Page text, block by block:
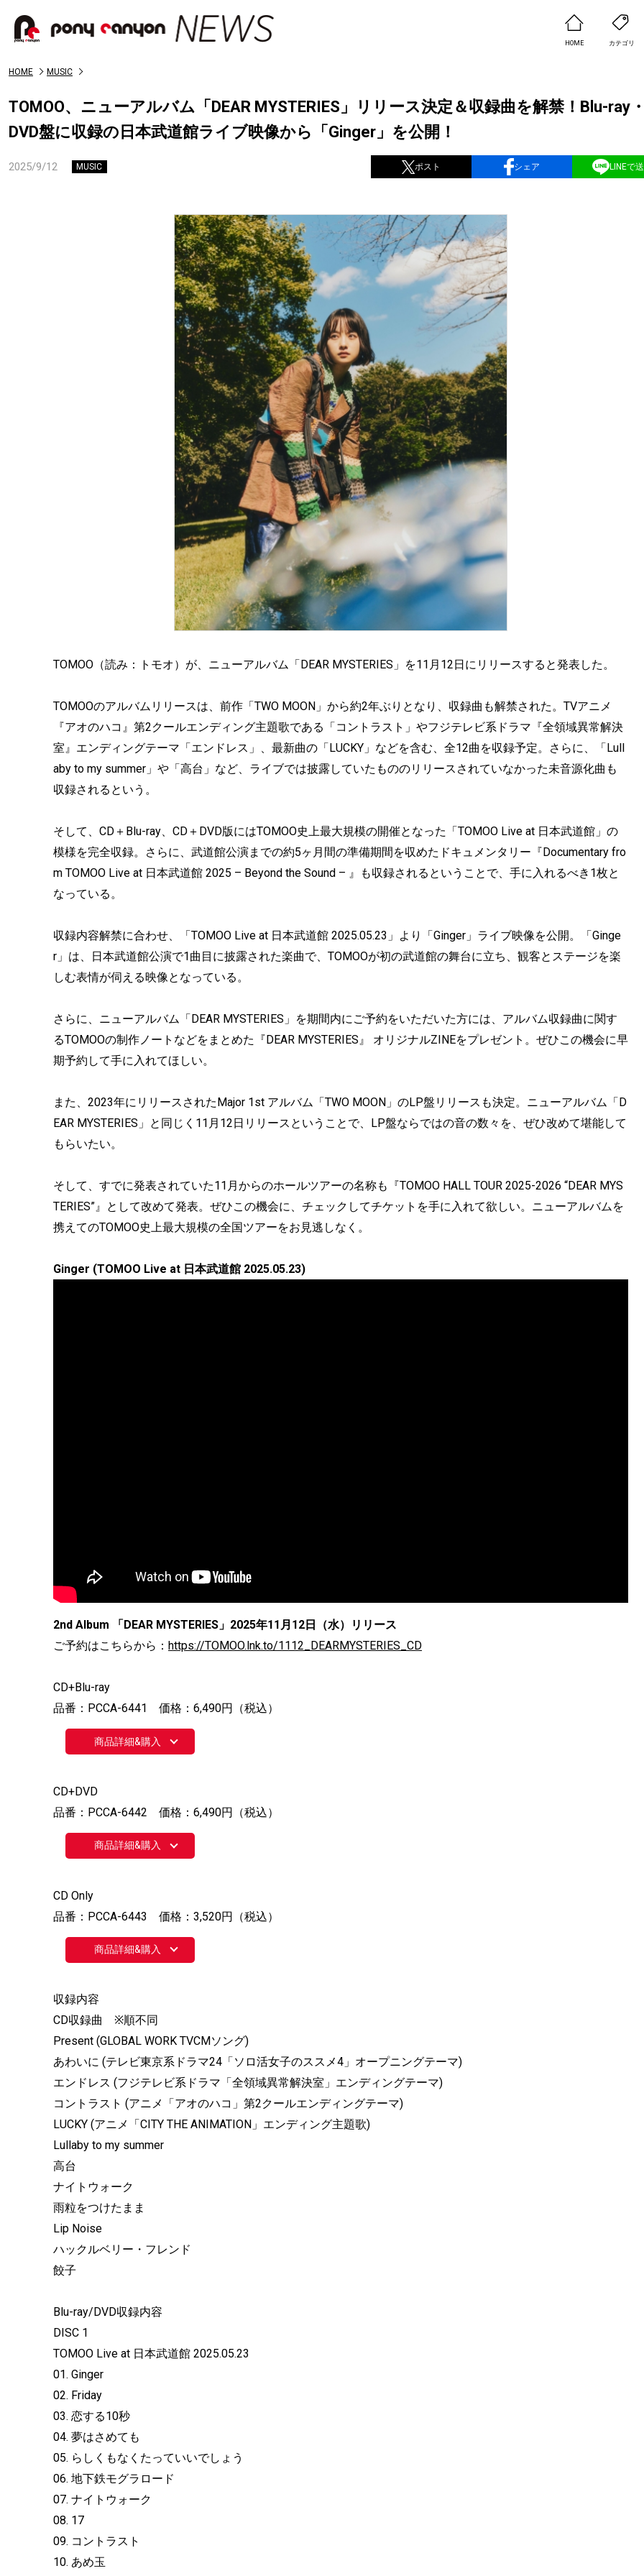
HOME カテゴリ
HOME MUSIC
TOMOO、ニューアルバム「DEAR MYSTERIES」リリース決定＆収録曲を解禁！Blu-ray
DVD盤に収録の日本武道館ライブ映像から「Ginger」を公開！
2025/9/12 MUSIC ポスト シェア LINEで
TOMOO（読み：トモオ）が、ニューアルバム「DEAR MYSTERIES」を11月12日にリリースすると発表した。
TOMOOのアルバムリリースは、前作「TWO MOON」から約2年ぶりとなり、収録曲も解禁された。TVアニメ
『アオのハコ』第2クールエンディング主題歌である「コントラスト」やフジテレビ系ドラマ『全領域異常解決
室』エンディングテーマ「エンドレス」、最新曲の「LUCKY」などを含む、全12曲を収録予定。さらに、「Lull
aby to my summer」や「高台」など、ライブでは披露していたもののリリースされていなかった未音源化曲も
収録されるという。
そして、CD＋Blu-ray、CD＋DVD版にはTOMOO史上最大規模の開催となった「TOMOO Live at 日本武道館」の
模様を完全収録。さらに、武道館公演までの約5ヶ月間の準備期間を収めたドキュメンタリー『Documentary fro
m TOMOO Live at 日本武道館 2025 – Beyond the Sound – 』も収録されるということで、手に入れるべき1枚と
なっている。
収録内容解禁に合わせ、「TOMOO Live at 日本武道館 2025.05.23」より「Ginger」ライブ映像を公開。「Ginge
r」は、日本武道館公演で1曲目に披露された楽曲で、TOMOOが初の武道館の舞台に立ち、観客とステージを楽
しむ表情が伺える映像となっている。
さらに、ニューアルバム「DEAR MYSTERIES」を期間内にご予約をいただいた方には、アルバム収録曲に関す
るTOMOOの制作ノートなどをまとめた『DEAR MYSTERIES』 オリジナルZINEをプレゼント。ぜひこの機会に早
期予約して手に入れてほしい。
また、2023年にリリースされたMajor 1st アルバム「TWO MOON」のLP盤リリースも決定。ニューアルバム「D
EAR MYSTERIES」と同じく11月12日リリースということで、LP盤ならではの音の数々を、ぜひ改めて堪能して
もらいたい。
そして、すでに発表されていた11月からのホールツアーの名称も『TOMOO HALL TOUR 2025-2026 “DEAR MYS
TERIES”』として改めて発表。ぜひこの機会に、チェックしてチケットを手に入れて欲しい。ニューアルバムを
携えてのTOMOO史上最大規模の全国ツアーをお見逃しなく。
Ginger (TOMOO Live at 日本武道館 2025.05.23)
2nd Album 「DEAR MYSTERIES」2025年11月12日（水）リリース
ご予約はこちらから： https://TOMOO.lnk.to/1112_DEARMYSTERIES_CD
CD+Blu-ray
品番：PCCA-6441 価格：6,490円（税込）
商品詳細&購入
CD+DVD
品番：PCCA-6442 価格：6,490円（税込）
商品詳細&購入
CD Only
品番：PCCA-6443 価格：3,520円（税込）
商品詳細&購入
収録内容
CD収録曲 ※順不同
Present (GLOBAL WORK TVCMソング)
あわいに (テレビ東京系ドラマ24「ソロ活女子のススメ4」オープニングテーマ)
エンドレス (フジテレビ系ドラマ「全領域異常解決室」エンディングテーマ)
コントラスト (アニメ「アオのハコ」第2クールエンディングテーマ)
LUCKY (アニメ「CITY THE ANIMATION」エンディング主題歌)
Lullaby to my summer
高台
ナイトウォーク
雨粒をつけたまま
Lip Noise
ハックルベリー・フレンド
餃子
Blu-ray/DVD収録内容
DISC 1
TOMOO Live at 日本武道館 2025.05.23
01. Ginger
02. Friday
03. 恋する10秒
04. 夢はさめても
05. らしくもなくたっていいでしょう
06. 地下鉄モグラロード
07. ナイトウォーク
08. 17
09. コントラスト
10. あめ⽟